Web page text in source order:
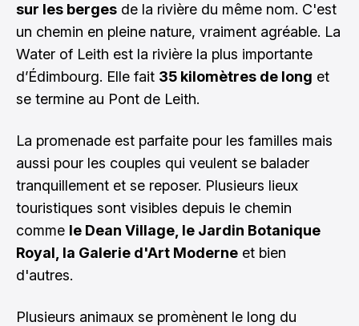
sur les berges de la rivière du même nom. C'est
un chemin en pleine nature, vraiment agréable. La
Water of Leith est la rivière la plus importante
d’Édimbourg. Elle fait 35 kilomètres de long et
se termine au Pont de Leith.
La promenade est parfaite pour les familles mais
aussi pour les couples qui veulent se balader
tranquillement et se reposer. Plusieurs lieux
touristiques sont visibles depuis le chemin
comme le Dean Village, le Jardin Botanique
Royal, la Galerie d'Art Moderne et bien
d'autres.
Plusieurs animaux se promènent le long du